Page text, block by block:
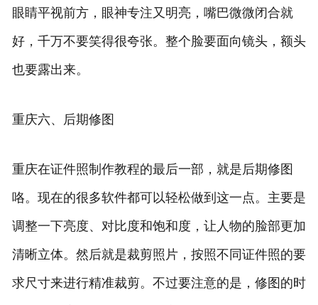
眼睛平视前方，眼神专注又明亮，嘴巴微微闭合就
好，千万不要笑得很夸张。整个脸要面向镜头，额头
也要露出来。
重庆六、后期修图
重庆在证件照制作教程的最后一部，就是后期修图
咯。现在的很多软件都可以轻松做到这一点。主要是
调整一下亮度、对比度和饱和度，让人物的脸部更加
清晰立体。然后就是裁剪照片，按照不同证件照的要
求尺寸来进行精准裁剪。不过要注意的是，修图的时